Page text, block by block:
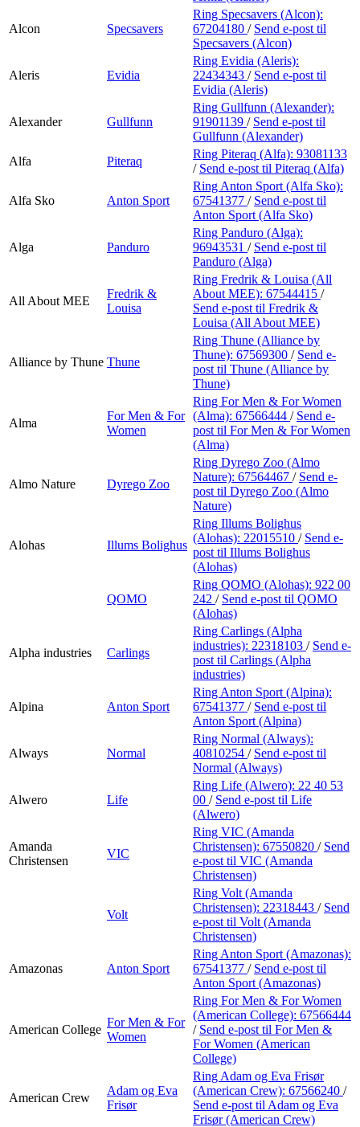
Alcon Specsavers
Ring Specsavers (Alcon):
67204180 / Send e-post til
Specsavers (Alcon)
Aleris Evidia
Ring Evidia (Aleris):
22434343 / Send e-post til
Evidia (Aleris)
Alexander Gullfunn
Ring Gullfunn (Alexander):
91901139 / Send e-post til
Gullfunn (Alexander)
Alfa
Piteraq
Ring Piteraq (Alfa): 93081133
/ Send e-post til Piteraq (Alfa)
Alfa Sko Anton Sport
Ring Anton Sport (Alfa Sko):
67541377 / Send e-post til
Anton Sport (Alfa Sko)
Alga Panduro
Ring Panduro (Alga):
96943531 / Send e-post til
Panduro (Alga)
All About MEE
Fredrik &
Louisa
Ring Fredrik & Louisa (All
About MEE): 67544415 /
Send e-post til Fredrik &
Louisa (All About MEE)
Alliance by Thune Thune
Ring Thune (Alliance by
Thune): 67569300 / Send e-
post til Thune (Alliance by
Thune)
Alma
For Men & For
Women
Ring For Men & For Women
(Alma): 67566444 / Send e-
post til For Men & For Women
(Alma)
Almo Nature Dyrego Zoo
Ring Dyrego Zoo (Almo
Nature): 67564467 / Send e-
post til Dyrego Zoo (Almo
Nature)
Alohas Illums Bolighus
Ring Illums Bolighus
(Alohas): 22015510 / Send e-
post til Illums Bolighus
(Alohas)
QOMO
Ring QOMO (Alohas): 922 00
242 / Send e-post til QOMO
(Alohas)
Alpha industries Carlings
Ring Carlings (Alpha
industries): 22318103 / Send e-
post til Carlings (Alpha
industries)
Alpina Anton Sport
Ring Anton Sport (Alpina):
67541377 / Send e-post til
Anton Sport (Alpina)
Always Normal
Ring Normal (Always):
40810254 / Send e-post til
Normal (Always)
Alwero Life
Ring Life (Alwero): 22 40 53
00 / Send e-post til Life
(Alwero)
Amanda
Christensen
VIC
Ring VIC (Amanda
Christensen): 67550820 / Send
e-post til VIC (Amanda
Christensen)
Volt
Ring Volt (Amanda
Christensen): 22318443 / Send
e-post til Volt (Amanda
Christensen)
Amazonas Anton Sport
Ring Anton Sport (Amazonas):
67541377 / Send e-post til
Anton Sport (Amazonas)
American College
For Men & For
Women
Ring For Men & For Women
(American College): 67566444
/ Send e-post til For Men &
For Women (American
College)
American Crew
Adam og Eva
Frisør
Ring Adam og Eva Frisør
(American Crew): 67566240 /
Send e-post til Adam og Eva
Frisør (American Crew)